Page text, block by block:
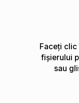
Faceți
fișierului
sau